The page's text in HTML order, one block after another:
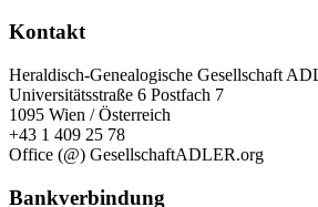
Kontakt
Heraldisch-Genealogische Gesellschaft
Universitätsstraße 6 Postfach 7
1095 Wien / Österreich
+43 1 409 25 78
Office (@) GesellschaftADLER.org
Bankverbindung